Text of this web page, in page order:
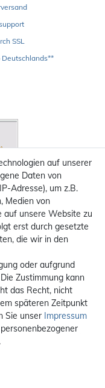
SSL
auf unserer
Daten von
Adresse), um z.B.
Medien von
auf unsere Website zu
erst durch gesetzte
die wir in den
oder aufgrund
Zustimmung kann
das Recht, nicht
späteren Zeitpunkt
Sie unser Impressum